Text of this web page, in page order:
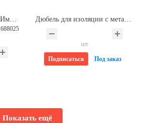
Рулонная гидроизоляция Импер Баланс ТКП B 4,5 (10м2) 688025
688025
Дюбель для изоляции с металлическим гвоздем с термоголовкой 10*100мм TECH-KREP (1000 шт/упак)
шт
Подписаться Под заказ
Показать ещё